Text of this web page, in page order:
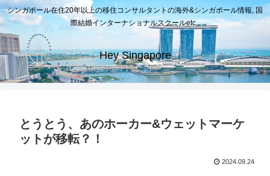
シンガポール在住20年以上の移住コンサルタントの海外&シンガポール情報, 国
際結婚インターナショナルスクールetc..
Hey Singapore
とうとう、あのホーカー&ウェットマーケ
ットが移転？！
2024.09.24